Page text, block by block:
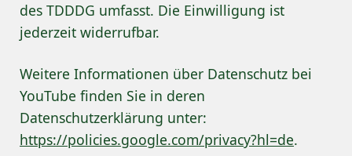
des TDDDG umfasst. Die Einwilligung ist
jederzeit widerrufbar.
Weitere Informationen über Datenschutz bei
YouTube finden Sie in deren
Datenschutzerklärung unter:
https://policies.google.com/privacy?hl=de.